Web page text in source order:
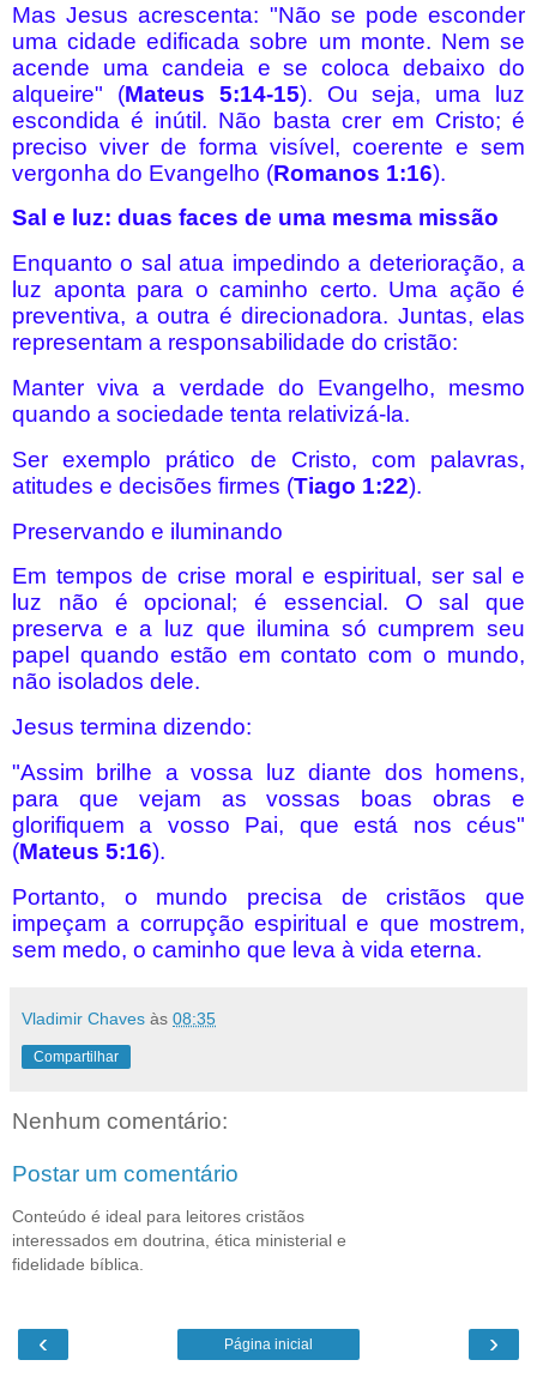
Mas Jesus acrescenta: "Não se pode esconder
uma cidade edificada sobre um monte. Nem se
acende uma candeia e se coloca debaixo do
alqueire" (Mateus 5:14-15). Ou seja, uma luz
escondida é inútil. Não basta crer em Cristo; é
preciso viver de forma visível, coerente e sem
vergonha do Evangelho (Romanos 1:16).
Sal e luz: duas faces de uma mesma missão
Enquanto o sal atua impedindo a deterioração, a
luz aponta para o caminho certo. Uma ação é
preventiva, a outra é direcionadora. Juntas, elas
representam a responsabilidade do cristão:
Manter viva a verdade do Evangelho, mesmo
quando a sociedade tenta relativizá-la.
Ser exemplo prático de Cristo, com palavras,
atitudes e decisões firmes (Tiago 1:22).
Preservando e iluminando
Em tempos de crise moral e espiritual, ser sal e
luz não é opcional; é essencial. O sal que
preserva e a luz que ilumina só cumprem seu
papel quando estão em contato com o mundo,
não isolados dele.
Jesus termina dizendo:
"Assim brilhe a vossa luz diante dos homens,
para que vejam as vossas boas obras e
glorifiquem a vosso Pai, que está nos céus"
(Mateus 5:16).
Portanto, o mundo precisa de cristãos que
impeçam a corrupção espiritual e que mostrem,
sem medo, o caminho que leva à vida eterna.
Vladimir Chaves às 08:35
Compartilhar
Nenhum comentário:
Postar um comentário
Conteúdo é ideal para leitores cristãos
interessados em doutrina, ética ministerial e
fidelidade bíblica.
‹ ›
Página inicial